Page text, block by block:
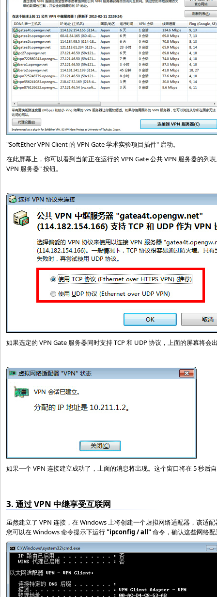
"SoftEther VPN Client 的 VPN Gate 学术实验项目插件" 启动。
在此屏幕上，你可以看到当前正在运行的 VPN Gate 公共 VPN 服务器的列
VPN 服务器" 按钮。
如果选定的 VPN Gate 服务器同时支持 TCP 和 UDP 协议，上面的屏幕将会
如果一个 VPN 连接建立成功了，上面的消息将出现。这个窗口将在 5 秒后
3. 通过 VPN 中继享受互联网
虽然建立了 VPN 连接，在 Windows 上将创建一个虚拟网络适配器，该适
您可以在 Windows 命令提示下运行"ipconfig / all"命令，确认这些网络